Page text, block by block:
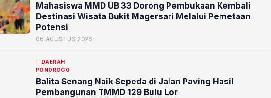
Mahasiswa MMD UB 33 Dorong Pembukaan Kembali
Destinasi Wisata Bukit Magersari Melalui Pemetaan
Potensi
06 AGUSTUS 2026
DAERAH
PONOROGO
Balita Senang Naik Sepeda di Jalan Paving Hasil
Pembangunan TMMD 129 Bulu Lor